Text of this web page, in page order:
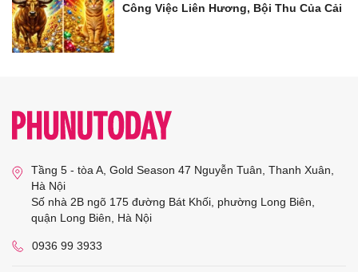
Công Việc Liên Hương, Bội Thu Của Cải
Tầng 5 - tòa A, Gold Season 47 Nguyễn Tuân, Thanh Xuân,
Hà Nội
Số nhà 2B ngõ 175 đường Bát Khối, phường Long Biên,
quận Long Biên, Hà Nội
0936 99 3933